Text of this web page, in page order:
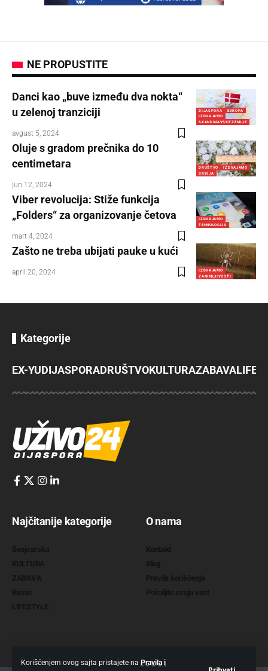
Korišćenjem ovog sajta pristajete na Pravila i
NE PROPUSTITE
DIJASPORA
EVROPA
IZDVAJAMO
SKANDINAVSKE ZEMLJE
Danci kao „buve između dva nokta“
u zelenoj tranziciji
avgust 5, 2024
DRUŠTVO
IZDVAJAMO
SRBIJA
Oluje s gradom prečnika do 10
centimetara
jun 12, 2024
IZDVAJAMO
TEHNOLOGIJA
Viber revolucija: Stiže funkcija
„Folders“ za organizovanje četova
mart 4, 2024
IZDVAJAMO
ZANIMLJIVOSTI
Zašto ne treba ubijati pauke u kući
april 20, 2024
Kategorije
EX-YUDIJASPORADRUŠTVOKULTURAZABAVA
Najčitanije kategorije O nama